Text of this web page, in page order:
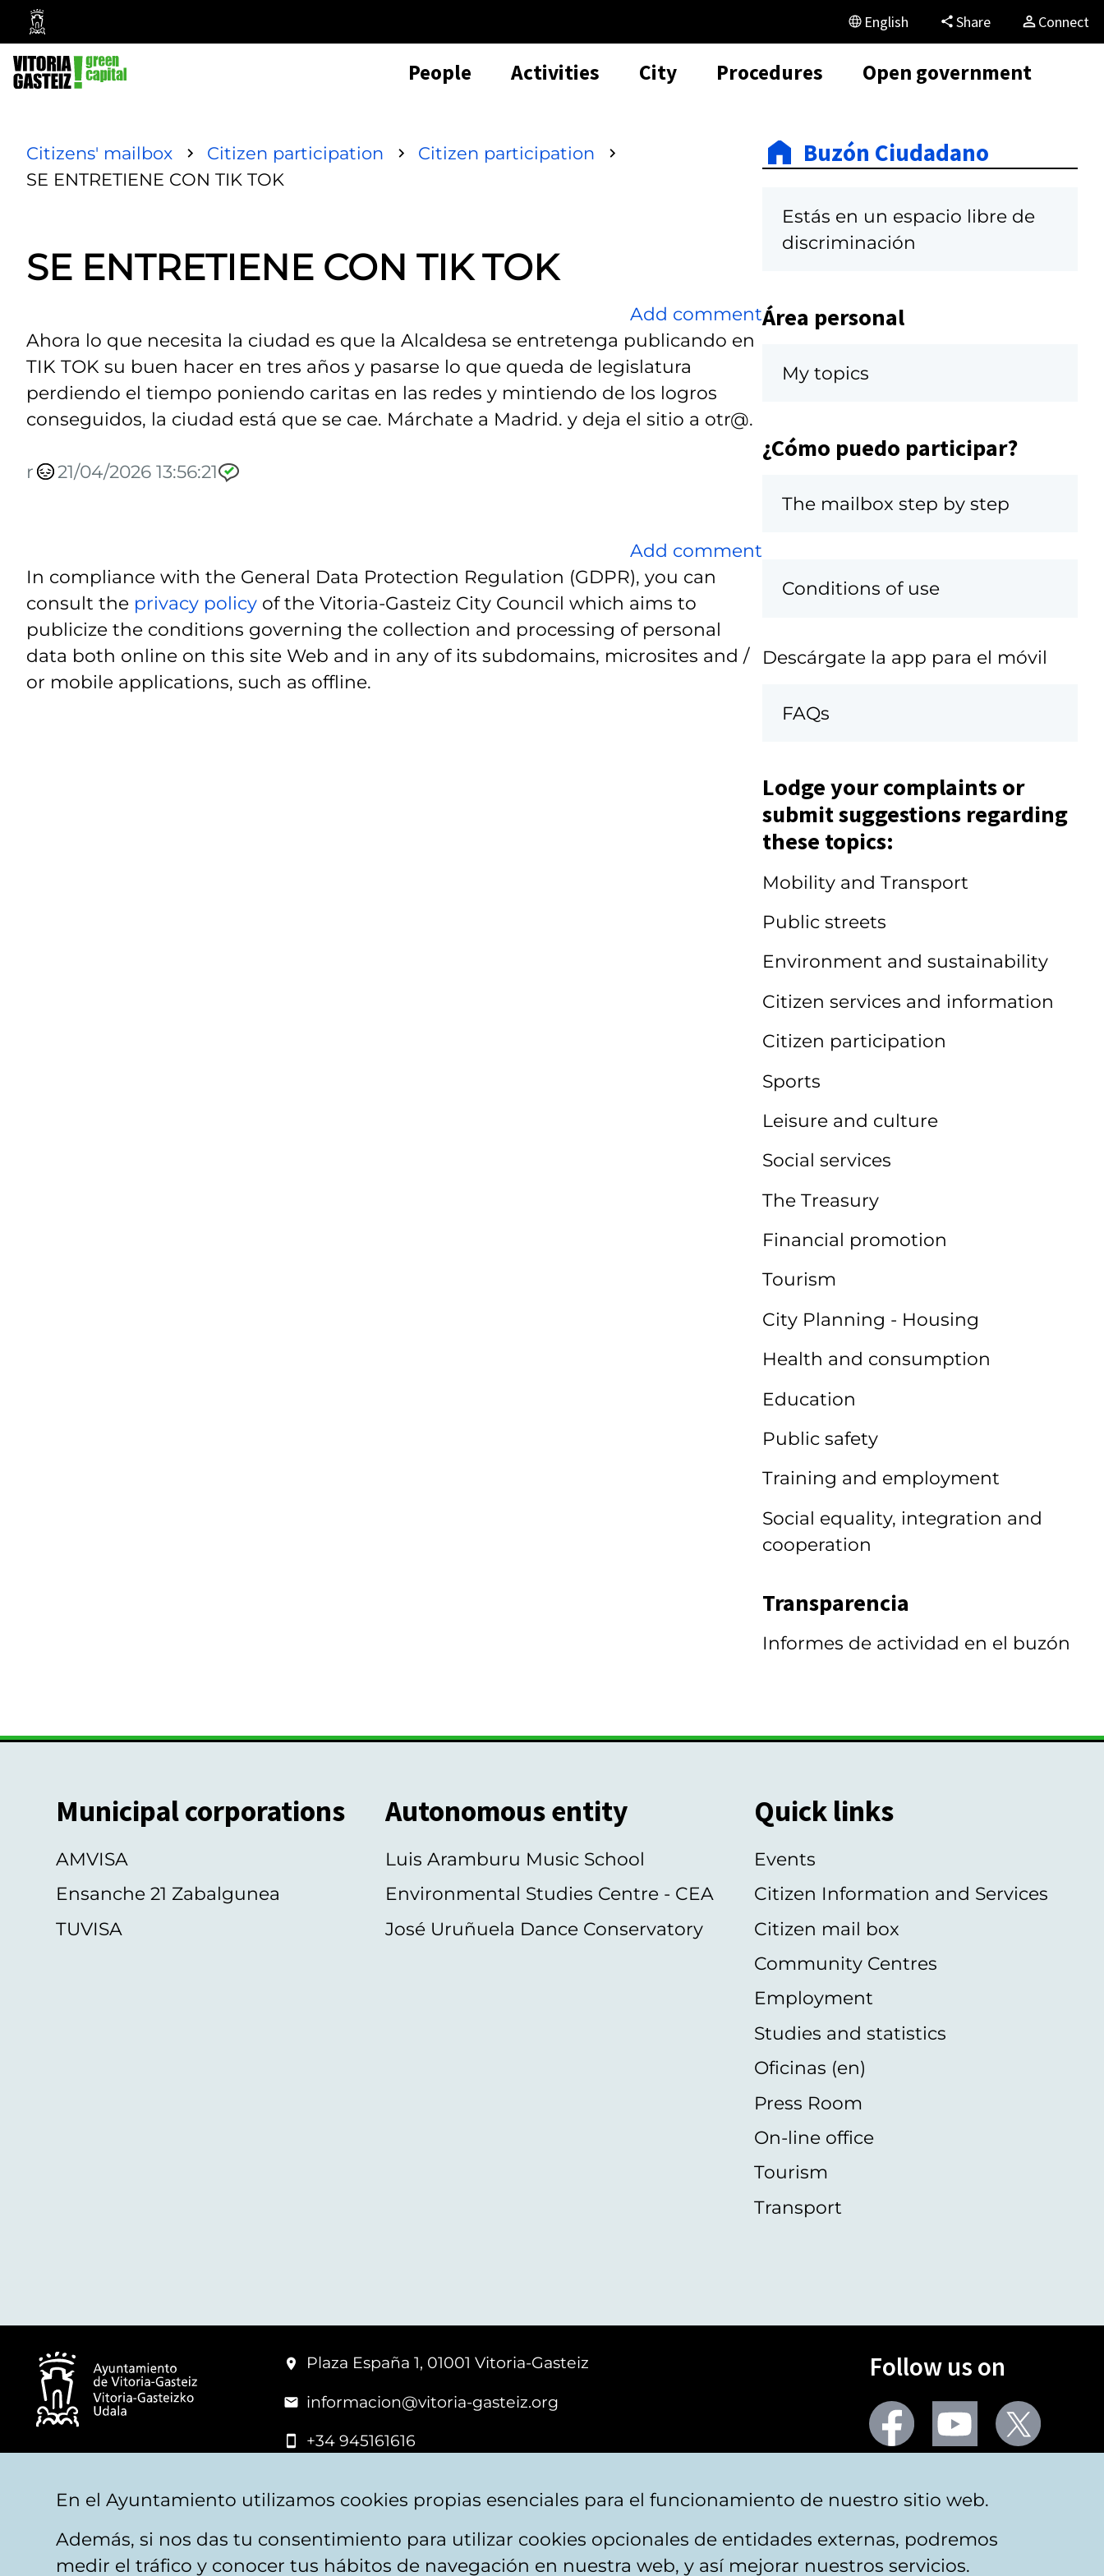
Vitoria-
Gasteiz
City
Council
English Share Connect
People Activities City Procedures Open government
Citizens' mailbox Citizen participation
Citizen participation
SE ENTRETIENE CON TIK TOK
SE ENTRETIENE CON TIK TOK
Add comment
Ahora lo que necesita la ciudad es que la Alcaldesa se entretenga publicando en
TIK TOK su buen hacer en tres años y pasarse lo que queda de legislatura
perdiendo el tiempo poniendo caritas en las redes y mintiendo de los logros
conseguidos, la ciudad está que se cae. Márchate a Madrid. y deja el sitio a otr@.
r 21/04/2026 13:56:21
Add comment
In compliance with the General Data Protection Regulation (GDPR), you can
consult the privacy policy of the Vitoria-Gasteiz City Council which aims to
publicize the conditions governing the collection and processing of personal
data both online on this site Web and in any of its subdomains, microsites and /
or mobile applications, such as offline.
Buzón Ciudadano
Estás en un espacio libre de
discriminación
Área personal
My topics
¿Cómo puedo participar?
The mailbox step by step
Conditions of use
Descárgate la app para el móvil
FAQs
Lodge your complaints or
submit suggestions regarding
these topics:
Mobility and Transport
Public streets
Environment and sustainability
Citizen services and information
Citizen participation
Sports
Leisure and culture
Social services
The Treasury
Financial promotion
Tourism
City Planning - Housing
Health and consumption
Education
Public safety
Training and employment
Social equality, integration and
cooperation
Transparencia
Informes de actividad en el buzón
Municipal corporations
AMVISA
Ensanche 21 Zabalgunea
TUVISA
Autonomous entity
Luis Aramburu Music School
Environmental Studies Centre - CEA
José Uruñuela Dance Conservatory
Quick links
Events
Citizen Information and Services
Citizen mail box
Community Centres
Employment
Studies and statistics
Oficinas (en)
Press Room
On-line office
Tourism
Transport
Plaza España 1, 01001 Vitoria-Gasteiz
informacion@vitoria-gasteiz.org
+34 945161616
Follow us on
Facebook Youtube
Legal warning Privacy Politica de cookies Website map Accessibility Contact
En el Ayuntamiento utilizamos cookies propias esenciales para el funcionamiento de nuestro sitio web.
Además, si nos das tu consentimiento para utilizar cookies opcionales de entidades externas, podremos
medir el tráfico y conocer tus hábitos de navegación en nuestra web, y así mejorar nuestros servicios.